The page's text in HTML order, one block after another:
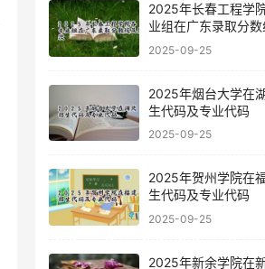
2025年长春工程学
业组在广东录取分数
位次
2025-09-25
2025年烟台大学在
生代码及专业代码
2025-09-25
2025年贺州学院在
生代码及专业代码
2025-09-25
2025年新余学院在